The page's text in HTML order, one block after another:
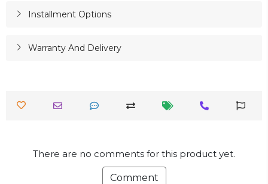
Installment Options
Warranty And Delivery
There are no comments for this product yet.
Comment